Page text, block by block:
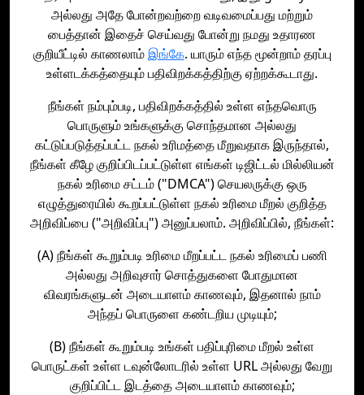
அல்லது அதே போன்றவற்றை வடிவமைப்பது மற்றும்
பைத்தான் இதைச் செய்வது போன்று நமது உதாரண
குறியீட்டில் காணலாம்இங்கே. யாரும் எந்த மூன்றாம் தரப்பு
உள்ளடக்கத்தையும் பதிவிறக்கத்திற்கு ஏற்றக்கூடாது.
நீங்கள் நம்பும்படி, பதிவிறக்கத்தில் உள்ள எந்தவொரு
பொருளும் உங்களுக்கு சொந்தமான அல்லது
கட்டுப்படுத்தப்பட்ட நகல் உரிமத்தை மீறுவதாக இருந்தால்,
நீங்கள் கீழே குறிப்பிடப்பட்டுள்ள எங்கள் டிஜிட்டல் மில்லியன்
நகல் உரிமை சட்டம் ("DMCA") செயலருக்கு ஒரு
எழுத்துரையில் கூறப்பட்டுள்ள நகல் உரிமை மீறல் குறித்த
அறிவிப்பை ("அறிவிப்பு") அனுப்பலாம். அறிவிப்பில், நீங்கள்:
(A) நீங்கள் கூறும்படி உரிமை மீறப்பட்ட நகல் உரிமைப் பணி
அல்லது அறிவுசார் சொத்துகளை போதுமான
விவரங்களுடன் அடையாளம் காணவும், இதனால் நாம்
அந்தப் பொருளை கண்டறிய முடியும்;
(B) நீங்கள் கூறும்படி உங்கள் பதிப்புரிமை மீறல் உள்ள
பொருட்கள் உள்ள டவுன்லோடரில் உள்ள URL அல்லது வேறு
குறிப்பிட்ட இடத்தை அடையாளம் காணவும்;